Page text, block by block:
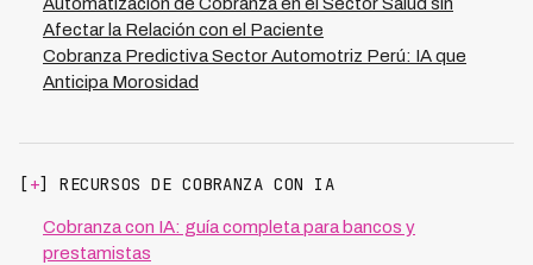
Automatización de Cobranza en el Sector Salud sin
Afectar la Relación con el Paciente
Cobranza Predictiva Sector Automotriz Perú: IA que
Anticipa Morosidad
[ +] RECURSOS DE COBRANZA CON IA
Cobranza con IA: guía completa para bancos y
prestamistas